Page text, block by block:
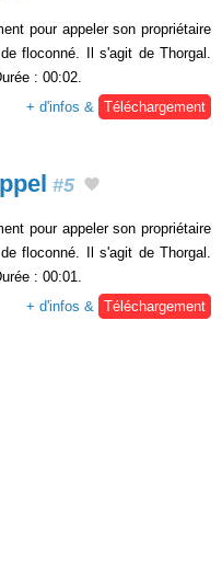
pour appeler son propriétaire
floconné. Il s'agit de Thorgal.
: 00:02.
+ d'infos & Téléchargement
#5
pour appeler son propriétaire
floconné. Il s'agit de Thorgal.
: 00:01.
+ d'infos & Téléchargement